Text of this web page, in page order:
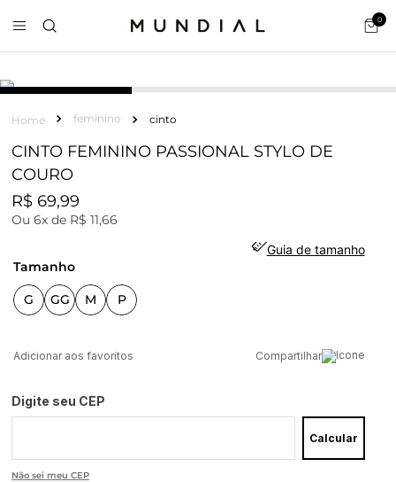
0
COURO
feminino cinto
CINTO FEMININO PASSIONAL STYLO DE
COURO
R$ 69,99
Ou 6x de R$ 11,66
Guia de tamanho
tamanho
G GG M P
Compartilhar
Digite seu CEP
Calcular
Não sei meu CEP